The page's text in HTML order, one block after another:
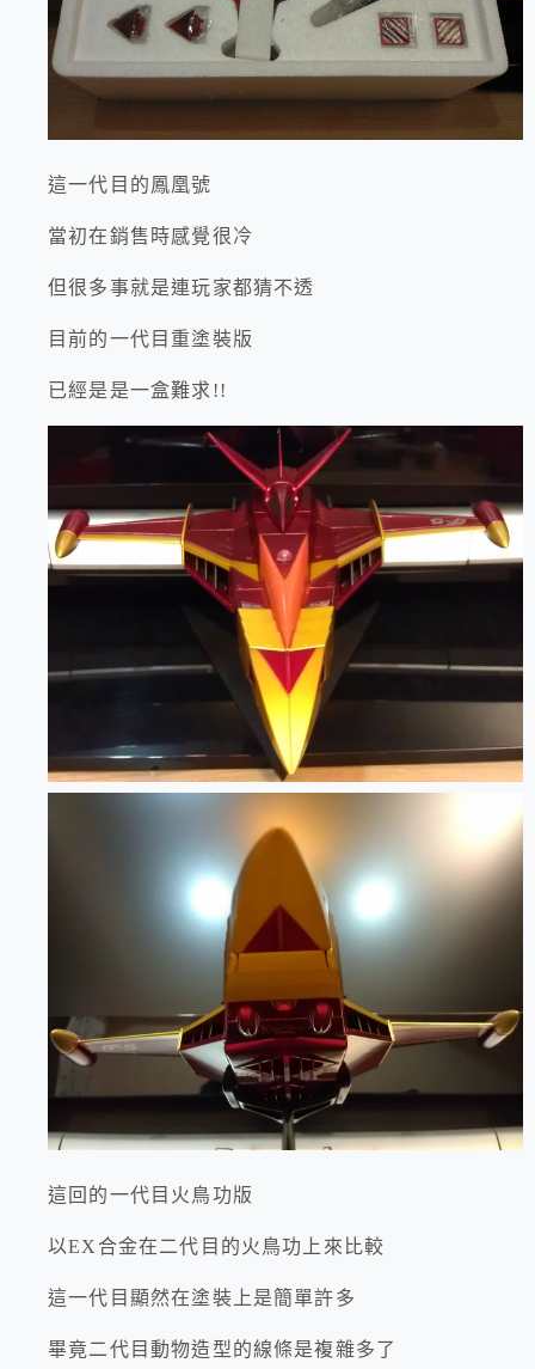
這一代目的鳳凰號
當初在銷售時感覺很冷
但很多事就是連玩家都猜不透
目前的一代目重塗裝版
已經是是一盒難求!!
這回的一代目火鳥功版
以EX合金在二代目的火鳥功上來比較
這一代目顯然在塗裝上是簡單許多
畢竟二代目動物造型的線條是複雜多了